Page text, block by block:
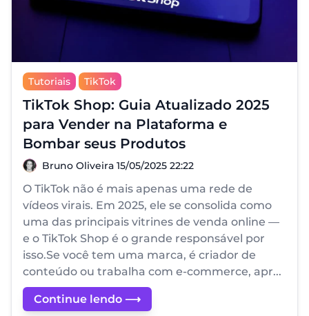
Tutoriais TikTok
TikTok Shop: Guia Atualizado 2025
para Vender na Plataforma e
Bombar seus Produtos
Bruno Oliveira
Bruno Oliveira 15/05/2025 22:22
O TikTok não é mais apenas uma rede de
vídeos virais. Em 2025, ele se consolida como
uma das principais vitrines de venda online —
e o TikTok Shop é o grande responsável por
isso.Se você tem uma marca, é criador de
conteúdo ou trabalha com e-commerce, apr...
Continue lendo ⟶